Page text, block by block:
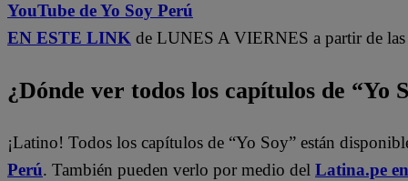
YouTube de Yo Soy Perú
EN ESTE LINK de LUNES A VIERNES a partir de
¿Dónde ver todos los capítulos de “Yo
¡Latino! Todos los capítulos de “Yo Soy” están
Perú. También pueden verlo por medio del Latina.pe